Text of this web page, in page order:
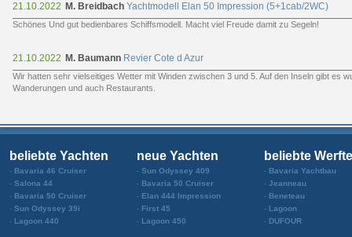
21.10.2022 M. BreidbachYachtmodell Elan 50 Impression (5+1cab/2WC)
Schönes Und gut bedienbares Schiffsmodell. Macht viel Freude damit zu Segeln!
21.10.2022 M. BaumannRevier Cote d Azur
Wir hatten sehr vielseitiges Wetter mit Winden zwischen 3 und 5. Auf den Inseln gibt es
Wanderungen und auch Restaurants.
beliebte Yachten
Bavaria 46 Cruiser
Salona 44
Bavaria 50 Cruiser
Sun Odyssey 39i
Lagoon 440
neue Yachten
Sun Odyssey 409
Bavaria 50 Cruiser
Elan 444 Impression
First 45
Lagoon 450
beliebte
Bavaria Yachtbau
Jeanneau
Beneteau
Lagoon
DUFOUR